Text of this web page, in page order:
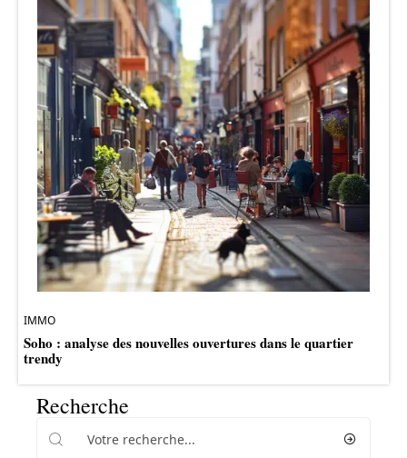
IMMO
Soho : analyse des nouvelles ouvertures dans le quartier
trendy
Recherche